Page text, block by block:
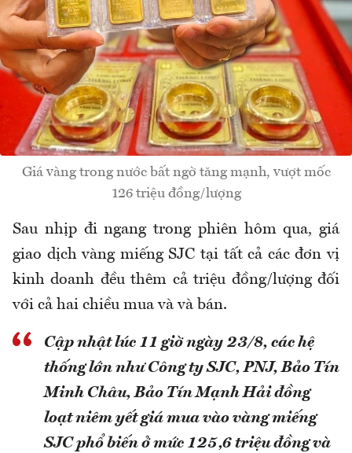
Giá vàng trong nước bất ngờ tăng mạnh, vượt mốc
126 triệu đồng/lượng
Sau nhịp đi ngang trong phiên hôm qua, giá
giao dịch vàng miếng SJC tại tất cả các đơn vị
kinh doanh đều thêm cả triệu đồng/lượng đối
với cả hai chiều mua và và bán.
Cập nhật lúc 11 giờ ngày 23/8, các hệ
thống lớn như Công ty SJC, PNJ, Bảo Tín
Minh Châu, Bảo Tín Mạnh Hải đồng
loạt niêm yết giá mua vào vàng miếng
SJC phổ biến ở mức 125,6 triệu đồng và